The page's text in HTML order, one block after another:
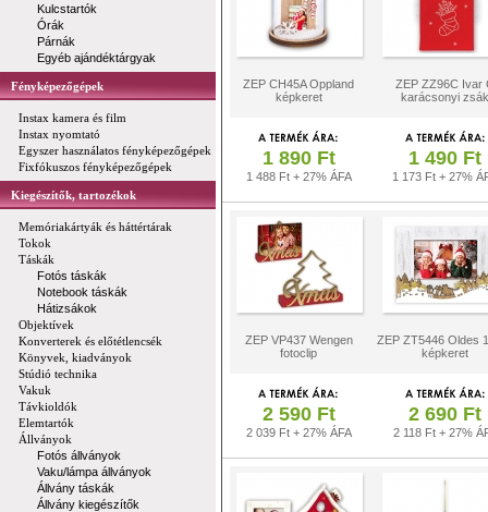
Kulcstartók
Órák
Párnák
Egyéb ajándéktárgyak
Fényképezőgépek
Instax kamera és film
Instax nyomtató
Egyszer használatos fényképezőgépek
Fixfókuszos fényképezőgépek
Kiegészítők, tartozékok
Memóriakártyák és háttértárak
Tokok
Táskák
Fotós táskák
Notebook táskák
Hátizsákok
Objektívek
Konverterek és előtétlencsék
Könyvek, kiadványok
Stúdió technika
Vakuk
Távkioldók
Elemtartók
Állványok
Fotós állványok
Vaku/lámpa állványok
Állvány táskák
Állvány kiegészítők
ZEP CH45A Oppland
képkeret
ZEP ZZ96C Ivar
karácsonyi zsák
1 890 Ft
1 488 Ft + 27% ÁFA
1 490 Ft
1 173 Ft + 27%
ZEP VP437 Wengen
fotoclip
ZEP ZT5446 Oldes
képkeret
2 590 Ft
2 039 Ft + 27% ÁFA
2 690 Ft
2 118 Ft + 27%